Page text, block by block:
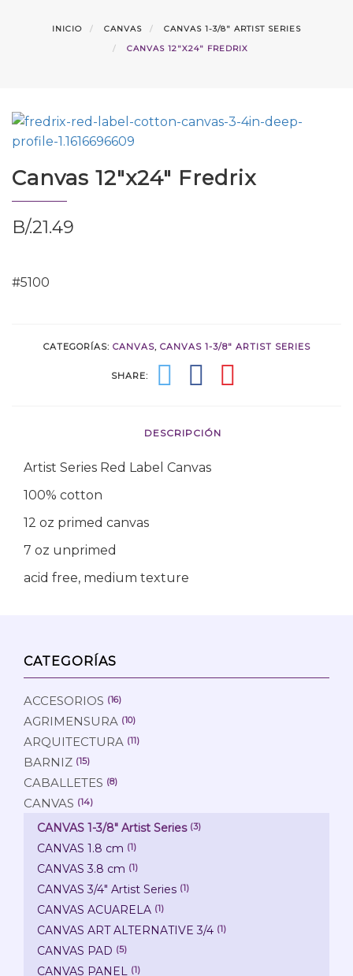
INICIO CANVAS
CANVAS 1-3/8" ARTIST SERIES
CANVAS 12″X24″ FREDRIX
Canvas 12″x24″ Fredrix
B/.21.49
#5100
CATEGORÍAS: CANVAS, CANVAS 1-3/8" ARTIST SERIES
SHARE:
DESCRIPCIÓN
Artist Series Red Label Canvas
100% cotton
12 oz primed canvas
7 oz unprimed
acid free, medium texture
CATEGORÍAS
ACCESORIOS (16)
AGRIMENSURA (10)
ARQUITECTURA (11)
BARNIZ (15)
CABALLETES (8)
CANVAS (14)
CANVAS 1-3/8" Artist Series (3)
CANVAS 1.8 cm (1)
CANVAS 3.8 cm (1)
CANVAS 3/4" Artist Series (1)
CANVAS ACUARELA (1)
CANVAS ART ALTERNATIVE 3/4 (1)
CANVAS PAD (5)
CANVAS PANEL (1)